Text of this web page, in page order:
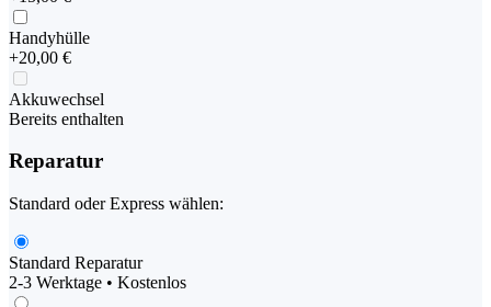
Handyhülle
+20,00 €
Akkuwechsel
Bereits enthalten
Reparatur
Standard oder Express wählen:
Standard Reparatur
2-3 Werktage • Kostenlos